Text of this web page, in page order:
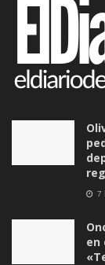
7
en